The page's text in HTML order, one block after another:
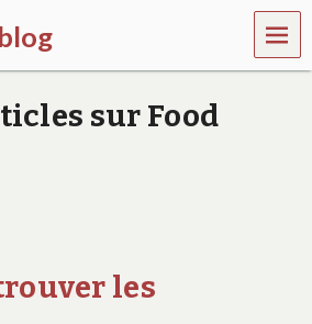
MEN
U
sur Food
les